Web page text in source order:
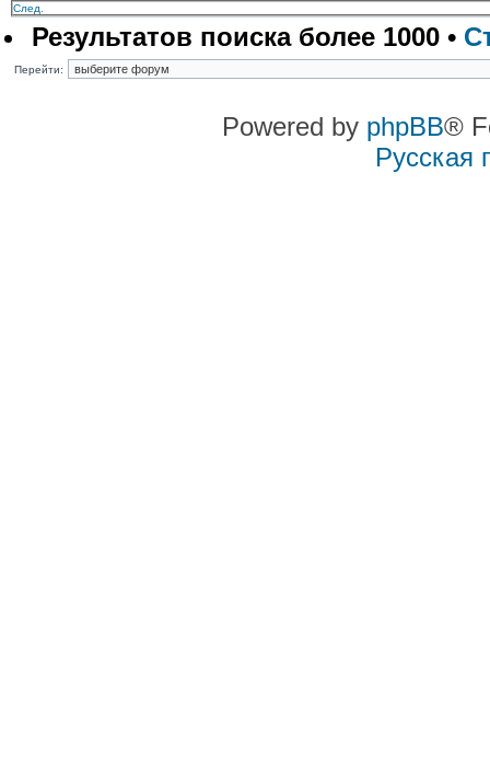
След.
Результатов поиска более 1000 •
Перейти:
Powered by phpBB®
Русская